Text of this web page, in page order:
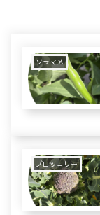
ソラマメ
ブロッコリー